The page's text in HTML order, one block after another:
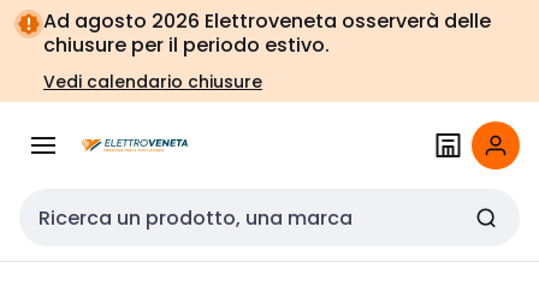
Vai alla
navigazione
Vai
alla
pagina
Ad agosto 2026 Elettroveneta osserverà delle
chiusure per il periodo estivo.
Vedi calendario chiusure
Cerca input